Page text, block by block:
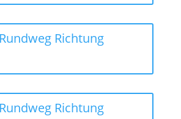
Richtung
Richtung